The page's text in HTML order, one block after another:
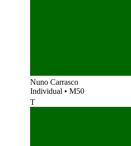
Nuno Carrasco
Individual • M50
T